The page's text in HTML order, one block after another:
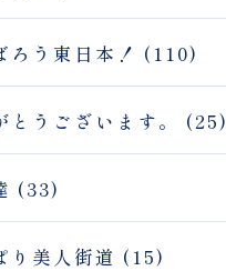
ろう東日本！ (110)
とうございます。 (25)
(33)
り美人街道 (15)